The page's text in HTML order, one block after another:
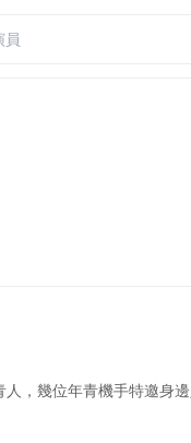
，幾位年青機手特邀身